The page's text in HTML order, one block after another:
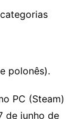
polonês).
PC (Steam)
de junho de